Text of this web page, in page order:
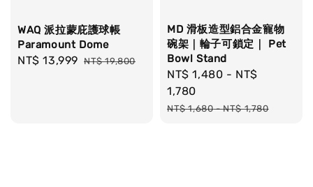
WAQ 派拉蒙庇護球帳
Paramount Dome
Sale
NT$ 13,999 Regular
NT$ 19,800
MD 滑板造型鋁合金寵物
碗架｜輪子可鎖定｜ Pet
Bowl Stand
Sale
price
NT$ 1,480 - NT$
1,780
Regular
NT$ 1,680-NT$ 1,780